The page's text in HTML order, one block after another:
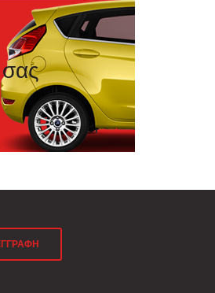
σας